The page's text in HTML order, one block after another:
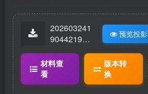
202603241
90442190-
tematic
预览投影
材料查
看
版本转
换